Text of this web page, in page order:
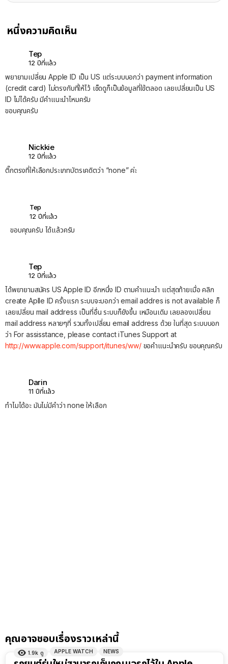
หนึ่งความคิดเห็น
Tep
12 ปีที่แล้ว
พยายามเปลี่ยน Apple ID เป็น US แต่ระบบบอกว่า payment information
(credit card) ไม่ตรงกับที่ให้ไว้ เช็ดดูก็เป็นข้อมูลที่ใข้ตลอด เลยเปลี่ยนเป็น US
ID ไม่ได้ครับ มีคำแนะนำไหมครับ
ขอบคุณครับ
Nickkie
12 ปีที่แล้ว
ติ๊กตรงที่ให้เลือกประเภทบัตรเคดิตว่า “none” ค่ะ
Tep
12 ปีที่แล้ว
ขอบคุณครับ ได้แล้วครับ
Tep
12 ปีที่แล้ว
ได้พยายามสมัคร US Apple ID อีกหนึ่ง ID ตามคำแนะนำ แต่สุดท้ายเมื่อ คลิก
create Aplle ID ครั้งแรก ระบบจะบอกว่า email addres is not available ก็
เลยเปลี่ยน mail address เป็นที่อื่น ระบบก็ยังขึ้น เหมือนเดิม เลยลองเปลี่ยน
mail address หลายๆที่ รวมทั้งเปลี่ยน email address ด้วย ในที่สุด ระบบบอก
ว่า For assisstance, please contact iTunes Support at
http://www.apple.com/support/itunes/ww/ขอคำแนะนำครับ ขอบคุณครับ
Darin
11 ปีที่แล้ว
ทำไมได้อะ มันไม่มีคำว่า none ให้เลือก
คุณอาจชอบเรื่องราวเหล่านี้
1.9k ดู APPLE WATCH NEWS